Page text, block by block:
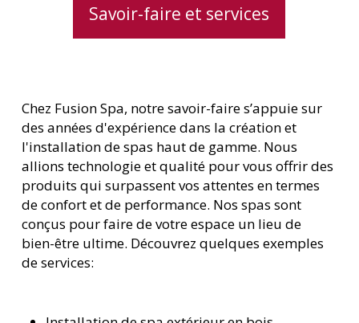
Savoir-faire et services
Chez Fusion Spa, notre savoir-faire s’appuie sur
des années d'expérience dans la création et
l'installation de spas haut de gamme. Nous
allions technologie et qualité pour vous offrir des
produits qui surpassent vos attentes en termes
de confort et de performance. Nos spas sont
conçus pour faire de votre espace un lieu de
bien-être ultime. Découvrez quelques exemples
de services: